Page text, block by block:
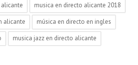
musica en directo alicante 2018
alicante
música en directo en ingles
musica jazz en directo alicante